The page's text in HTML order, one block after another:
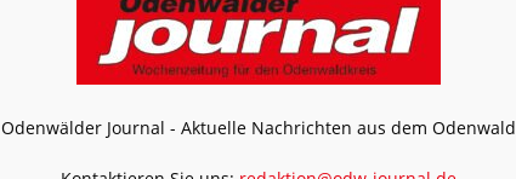
Odenwälder Journal - Aktuelle Nachrichten aus dem Odenwald